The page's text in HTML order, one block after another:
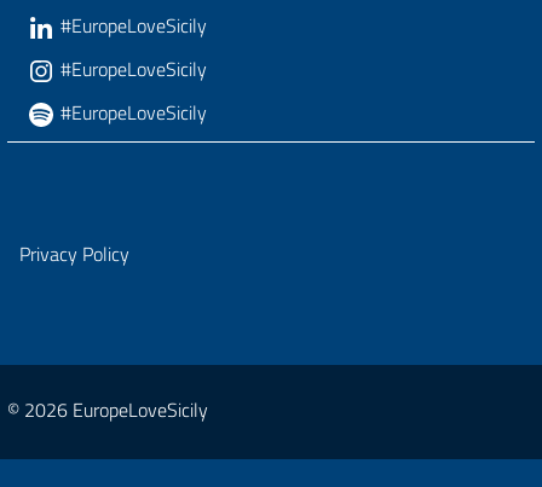
#EuropeLoveSicily
#EuropeLoveSicily
#EuropeLoveSicily
Privacy Policy
© 2026 EuropeLoveSicily